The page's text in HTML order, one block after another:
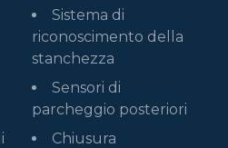
Sistema di
riconoscimento della
stanchezza
Sensori di
parcheggio posteriori
Chiusura